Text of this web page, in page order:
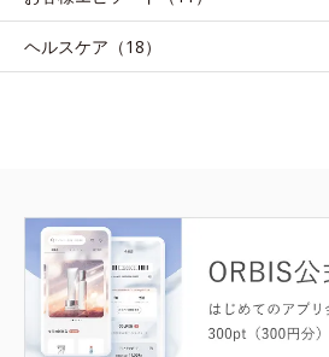
ヘルスケア（18）